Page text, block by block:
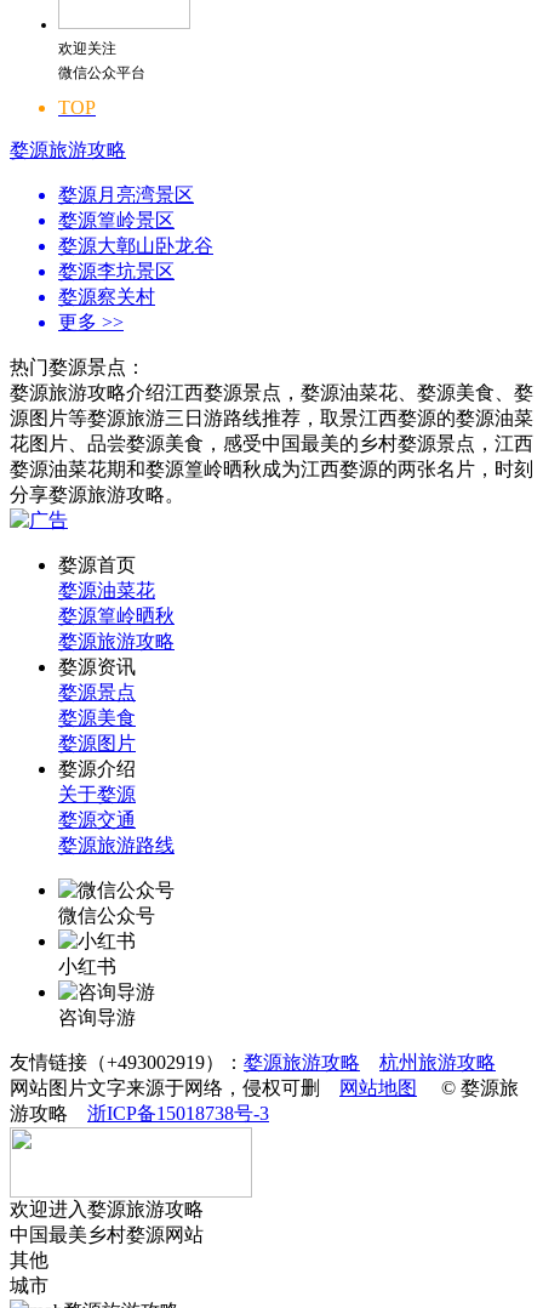
欢迎关注
微信公众平台
TOP
婺源旅游攻略
婺源月亮湾景区
婺源篁岭景区
婺源大鄣山卧龙谷
婺源李坑景区
婺源察关村
更多 >>
热门婺源景点：
婺源旅游攻略介绍江西婺源景点，婺源油菜花、婺源美食、婺
源图片等婺源旅游三日游路线推荐，取景江西婺源的婺源油菜
花图片、品尝婺源美食，感受中国最美的乡村婺源景点，江西
婺源油菜花期和婺源篁岭晒秋成为江西婺源的两张名片，时刻
分享婺源旅游攻略。
婺源首页
婺源油菜花
婺源篁岭晒秋
婺源旅游攻略
婺源资讯
婺源景点
婺源美食
婺源图片
婺源介绍
关于婺源
婺源交通
婺源旅游路线
微信公众号
小红书
咨询导游
友情链接（+493002919）： 婺源旅游攻略
杭州旅游攻略
网站图片文字来源于网络，侵权可删
网站地图
© 婺源旅
游攻略 浙ICP备15018738号-3
欢迎进入婺源旅游攻略
中国最美乡村婺源网站
其他
城市